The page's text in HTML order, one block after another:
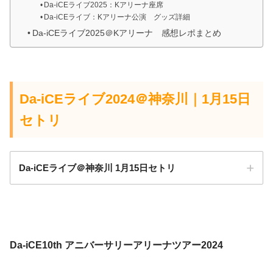
Da-iCEライブ2025：Kアリーナ座席
Da-iCEライブ：Kアリーナ公演 グッズ詳細
Da-iCEライブ2025＠Kアリーナ 感想レポまとめ
Da-iCEライブ2024＠神奈川｜1月15日
セトリ
Da-iCEライブ＠神奈川 1月15日セトリ
Da-iCE10th アニバーサリーアリーナツアー2024